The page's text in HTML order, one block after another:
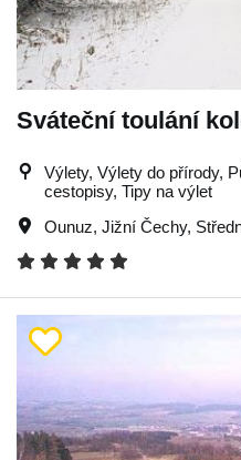
Sváteční toulání
Výlety, Výlety do přírody,
cestopisy, Tipy na výlet
Ounuz, Jižní Čechy,